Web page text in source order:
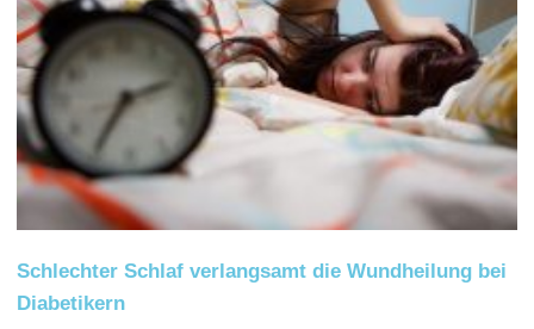
Schlechter Schlaf verlangsamt die Wundheilung bei
Diabetikern